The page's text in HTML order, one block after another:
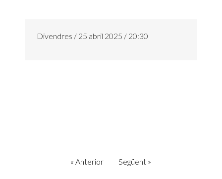
Divendres / 25 abril 2025 / 20:30
« Anterior Següent »